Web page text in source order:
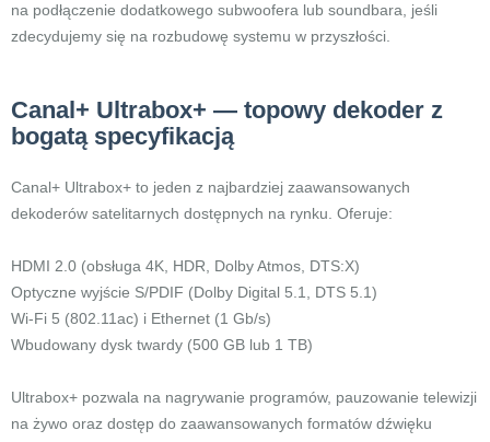
na podłączenie dodatkowego subwoofera lub soundbara, jeśli
zdecydujemy się na rozbudowę systemu w przyszłości.
Canal+ Ultrabox+ — topowy dekoder z
bogatą specyfikacją
Canal+ Ultrabox+ to jeden z najbardziej zaawansowanych
dekoderów satelitarnych dostępnych na rynku. Oferuje:
HDMI 2.0 (obsługa 4K, HDR, Dolby Atmos, DTS:X)
Optyczne wyjście S/PDIF (Dolby Digital 5.1, DTS 5.1)
Wi-Fi 5 (802.11ac) i Ethernet (1 Gb/s)
Wbudowany dysk twardy (500 GB lub 1 TB)
Ultrabox+ pozwala na nagrywanie programów, pauzowanie telewizji
na żywo oraz dostęp do zaawansowanych formatów dźwięku